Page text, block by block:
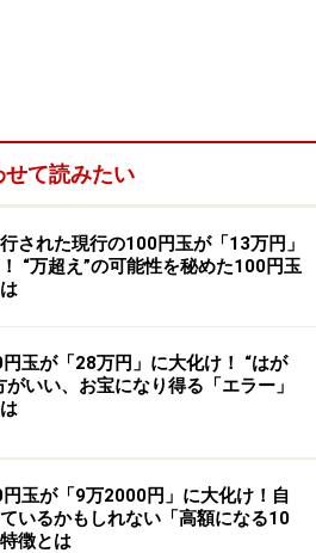
田山から、単独で降りてくる途
せて読みたい
された現行の100円玉が「13万円」
“万超え”の可能性を秘めた100円玉
玉が「28万円」に大化け！ “はが
がいい、お宝になり得る「エラー」
玉が「9万2000円」に大化け！自
いるかもしれない「高額になる10
徴とは